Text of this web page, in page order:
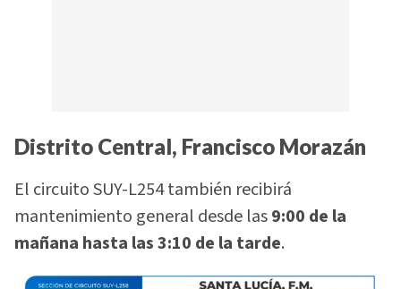
Distrito Central, Francisco Morazán
El circuito SUY-L254 también recibirá
mantenimiento general desde las9:00 de la
mañana hasta las 3:10 de la tarde.